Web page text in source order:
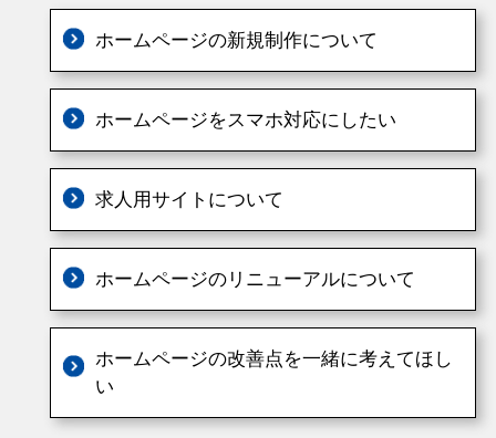
ホームページの新規制作について
ホームページをスマホ対応にしたい
求人用サイトについて
ホームページのリニューアルについて
ホームページの改善点を一緒に考えてほし
い